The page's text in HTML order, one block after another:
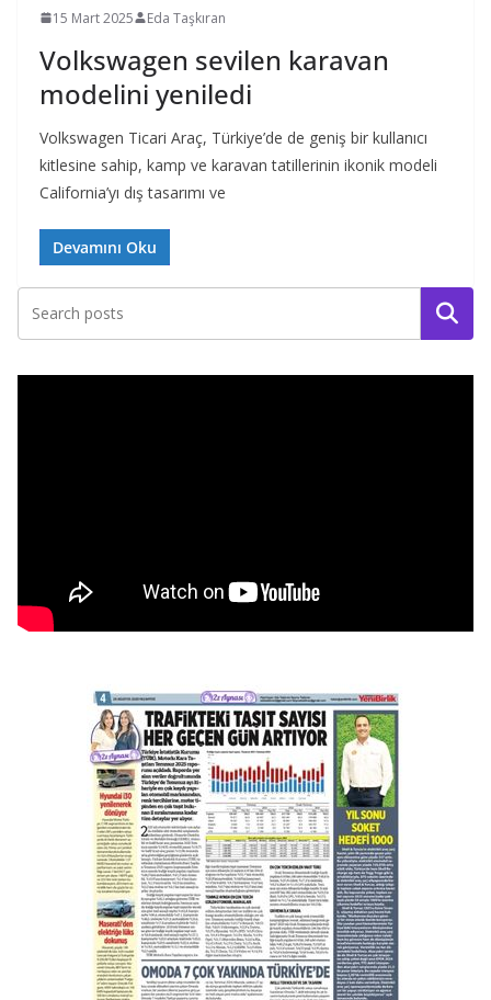
15 Mart 2025 Eda Taşkıran
Volkswagen sevilen karavan
modelini yeniledi
Volkswagen Ticari Araç, Türkiye’de de geniş bir kullanıcı
kitlesine sahip, kamp ve karavan tatillerinin ikonik modeli
California’yı dış tasarımı ve
Devamını Oku
Ara